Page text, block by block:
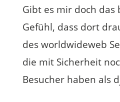
Gibt es mir doch das
Gefühl, dass dort
des worldwideweb
die mit Sicherheit
Besucher haben als